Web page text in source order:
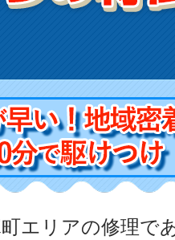
エリアの修理で